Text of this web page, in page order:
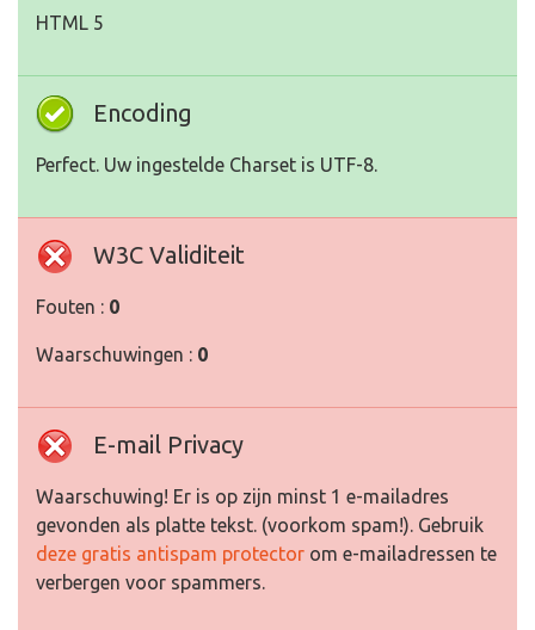
HTML 5
Encoding
Perfect. Uw ingestelde Charset is UTF-8.
W3C Validiteit
Fouten : 0
Waarschuwingen : 0
E-mail Privacy
Waarschuwing! Er is op zijn minst 1 e-mailadres
gevonden als platte tekst. (voorkom spam!). Gebruik
deze gratis antispam protector om e-mailadressen te
verbergen voor spammers.